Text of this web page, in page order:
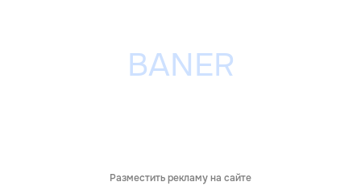
Разместить рекламу на сайте